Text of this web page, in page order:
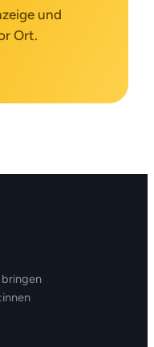
und
Ort.
bringen